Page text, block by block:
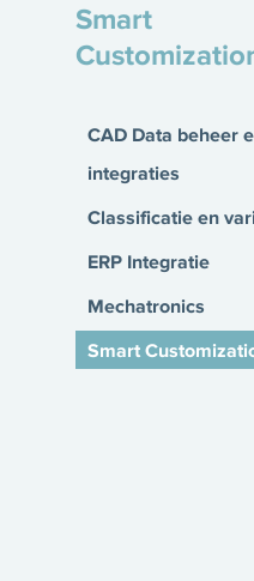
Smart
CAD Data beheer
integraties
Classificatie en
ERP Integratie
Mechatronics
Smart